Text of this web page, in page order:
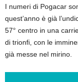
I numeri di Pogacar
quest’anno è già
57° centro in una
di trionfi, con le
già messe nel mirino.